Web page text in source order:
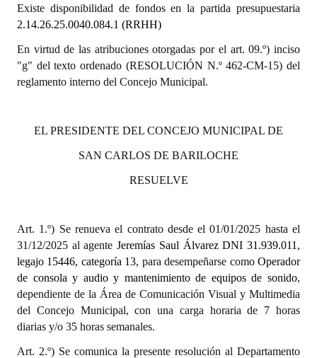
Datos Históricos
Premio al Mérito - Registro
Audiencias Públicas - Registro
Periodistas Decanos - Registro
Huéspedes de Honor - Registro
Antiguos Pobladores - Registro
Reconocimientos - Registro
Bariloche, Municipio intercultural
Existe disponibilidad de fondos en la partida presupuestaria
2.14.26.25.0040.084.1 (RRHH)
En virtud de las atribuciones otorgadas por el art. 09.º) inciso
"g" del texto ordenado (RESOLUCIÓN N.º 462-CM-15) del
reglamento interno del Concejo Municipal.
EL PRESIDENTE DEL CONCEJO MUNICIPAL DE
SAN CARLOS DE BARILOCHE
RESUELVE
Art. 1.º) Se renueva el contrato desde el 01/01/2025 hasta el
31/12/2025 al agenteJeremías Saul Álvarez DNI 31.939.011,
legajo 15446, categoría 13, para desempeñarse como Operador
de consola y audio y mantenimiento de equipos de sonido,
dependiente de la Área de Comunicación Visual y Multimedia
del Concejo Municipal, con una carga horaria de 7 horas
diarias y/o 35 horas semanales.
Art. 2.º) Se comunica la presente resolución al Departamento